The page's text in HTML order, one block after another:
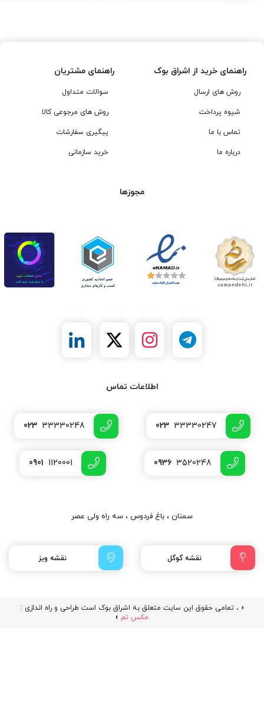
راهنمای خرید از اشراق بوک
روش های ارسال
شیوه پرداخت
تماس با ما
درباره ما
راهنمای مشتریان
سوالات متداول
روش های مرجوعی کالا
پیگیری سفارشات
خرید سازمانی
مجوزها
اطلاعات تماس
023 33330247
023 33330248
0936 3520248
0901 1120001
سمنان ، باغ فردوس ، سه راه ولی عصر
نقشه گوگل نقشه ویز
« ، تمامی حقوق این سایت متعلق به اشراق بوک است طراحی و راه اندازی :
مکس تم »